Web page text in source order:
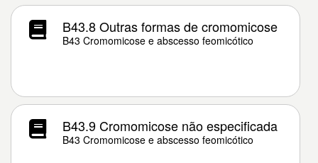
B43.8 Outras formas de cromomicose
B43 Cromomicose e abscesso feomicótico
B43.9 Cromomicose não especificada
B43 Cromomicose e abscesso feomicótico